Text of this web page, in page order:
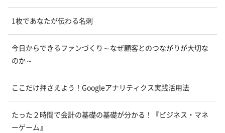
1枚であなたが伝わる名刺
今日からできるファンづくり～なぜ顧客とのつながりが大切な
のか～
ここだけ押さえよう！Googleアナリティクス実践活用法
たった２時間で会計の基礎の基礎が分かる！『ビジネス・マネ
ーゲーム』